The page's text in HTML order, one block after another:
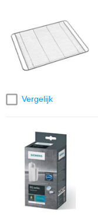
Vergelijk